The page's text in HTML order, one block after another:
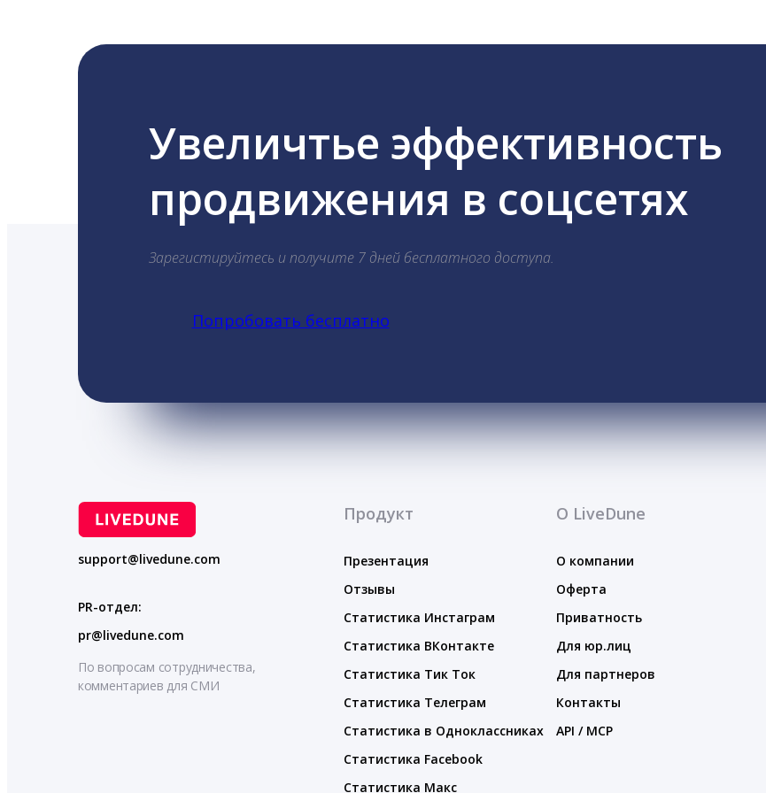
Увеличтье эффективность
продвижения в соцсетях
Зарегистируйтесь и получите 7 дней бесплатного доступа.
Попробовать бесплатно
support@livedune.com
PR-отдел:
pr@livedune.com
По вопросам сотрудничества,
комментариев для СМИ
Продукт
Презентация
Отзывы
Статистика Инстаграм
Статистика ВКонтакте
Статистика Тик Ток
Статистика Телеграм
Статистика в Одноклассниках
Статистика Facebook
Статистика Макс
О LiveDune
О компании
Оферта
Приватность
Для юр.лиц
Для партнеров
Контакты
API / MCP